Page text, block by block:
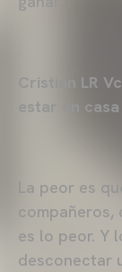
Cristian LR
estar en
La peor es
compañeros,
es lo peor. Y
desconectar